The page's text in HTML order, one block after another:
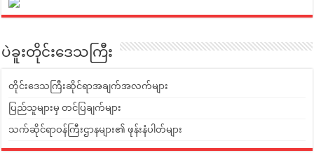
ပဲခူးတိုင်းဒေသကြီး
တိုင်းဒေသကြီးဆိုင်ရာအချက်အလက်များ
ပြည်သူများမှ တင်ပြချက်များ
သက်ဆိုင်ရာဝန်ကြီးဌာနများ၏ ဖုန်းနံပါတ်များ